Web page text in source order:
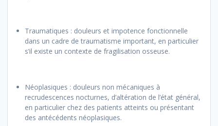
Traumatiques : douleurs et impotence fonctionnelle
dans un cadre de traumatisme important, en particulier
s’il existe un contexte de fragilisation osseuse.
Néoplasiques : douleurs non mécaniques à
recrudescences nocturnes, d’altération de l’état général,
en particulier chez des patients atteints ou présentant
des antécédents néoplasiques.